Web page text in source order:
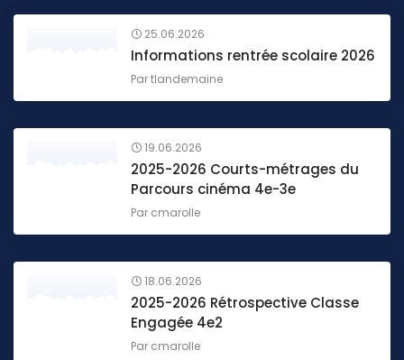
25.06.2026
Informations rentrée scolaire 2026
Partlandemaine
19.06.2026
2025-2026 Courts-métrages du
Parcours cinéma 4e-3e
Par cmarolle
18.06.2026
2025-2026 Rétrospective Classe
Engagée 4e2
Par cmarolle